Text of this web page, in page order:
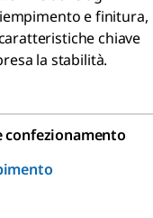
e finitura,
chiave
la stabilità.
confezionamento